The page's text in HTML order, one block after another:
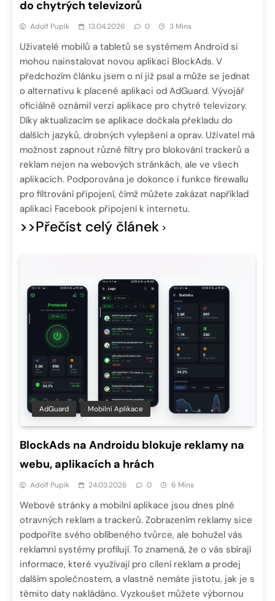
do chytrých televizorů
Adolf Pupík 13.04.2026 0 3 Mins
Uživatelé mobilů a tabletů se systémem Android si
mohou nainstalovat novou aplikaci BlockAds. V
předchozím článku jsem o ní již psal a může se jednat
o alternativu k placené aplikaci od AdGuard. Vývojář
oficiálně oznámil verzi aplikace pro chytré televizory.
Díky aktualizacím se aplikace dočkala překladu do
dalších jazyků, drobných vylepšení a oprav. Uživatel má
možnost zapnout různé filtry pro blokování trackerů a
reklam nejen na webových stránkách, ale ve všech
aplikacích. Podporována je dokonce i funkce firewallu
pro filtrování připojení, čímž můžete zakázat například
aplikaci Facebook připojení k internetu.
>>Přečíst celý článek
AdGuard Mobilní Aplikace
BlockAds na Androidu blokuje reklamy na
webu, aplikacích a hrách
Adolf Pupík 24.03.2026 0 6 Mins
Webové stránky a mobilní aplikace jsou dnes plné
otravných reklam a trackerů. Zobrazením reklamy sice
podpoříte svého oblíbeného tvůrce, ale bohužel vás
reklamní systémy profilují. To znamená, že o vás sbírají
informace, které využívají pro cílení reklam a prodej
dalším společnostem, a vlastně nemáte jistotu, jak je s
těmito daty nakládáno. Vyzkoušet můžete výbornou